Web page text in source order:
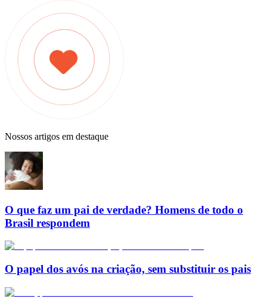
Nossos artigos em destaque
O que faz um pai de verdade? Homens de todo o
Brasil respondem
O papel dos avós na criação, sem substituir os pais